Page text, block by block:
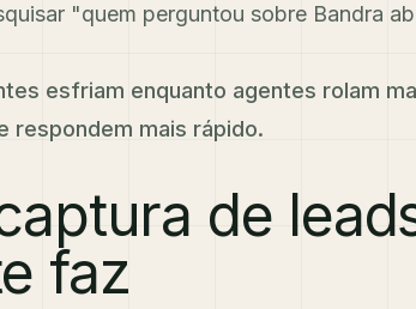
"quem perguntou sobre Bandra
esfriam enquanto agentes rolam
respondem mais rápido.
de
faz